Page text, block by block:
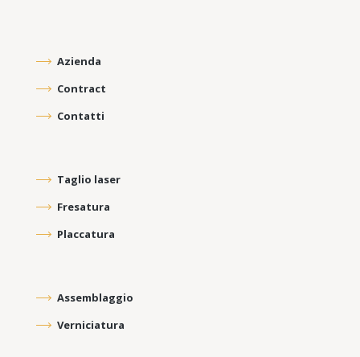
Azienda
Contract
Contatti
Taglio laser
Fresatura
Placcatura
Assemblaggio
Verniciatura